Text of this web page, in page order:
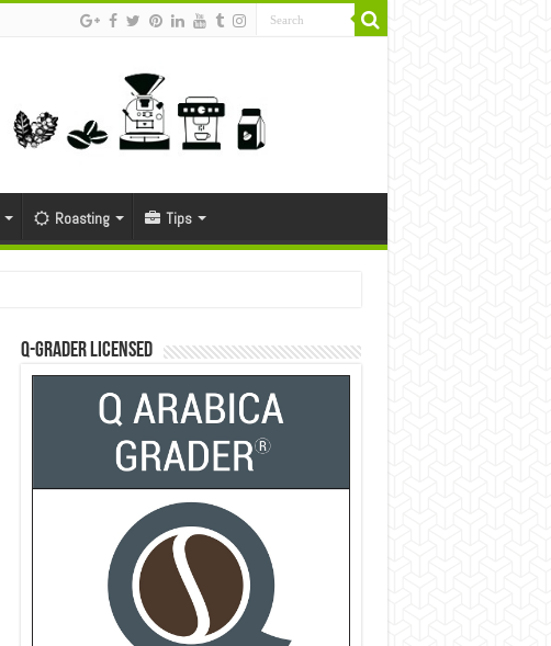
Roasting Tips
Q-Grader Licensed